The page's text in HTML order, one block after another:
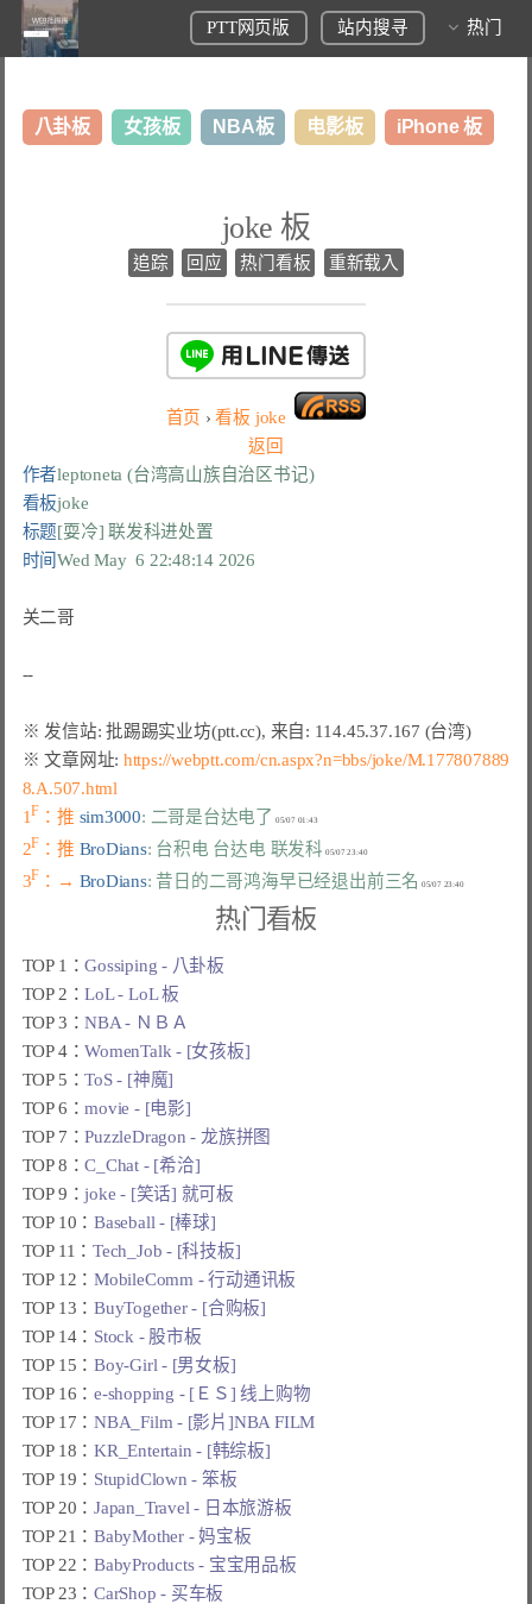
PTT网页版 站内搜寻 热门
八卦板 女孩板 NBA板 电影板 iPhone 板
joke 板
追踪 回应 热门看板 重新载入
首页 › 看板 joke
返回
作者leptoneta (台湾高山族自治区书记)
看板joke
标题[耍冷] 联发科进处置
时间Wed May  6 22:48:14 2026
关二哥
※ 发信站: 批踢踢实业坊(ptt.cc), 来自: 114.45.37.167 (台湾)
※ 文章网址: https://webptt.com/cn.aspx?n=bbs/joke/M.177807889
8.A.507.html
1F ：推 sim3000: 二哥是台达电了 05/07 01:43
2F ：推 BroDians: 台积电 台达电 联发科 05/07 23:40
3F ：→ BroDians: 昔日的二哥鸿海早已经退出前三名 05/07 23:40
热门看板
TOP 1：Gossiping - 八卦板
TOP 2：LoL - LoL 板
TOP 3：NBA - ＮＢＡ
TOP 4：WomenTalk - [女孩板]
TOP 5：ToS - [神魔]
TOP 6：movie - [电影]
TOP 7：PuzzleDragon - 龙族拼图
TOP 8：C_Chat - [希洽]
TOP 9：joke - [笑话] 就可板
TOP 10：Baseball - [棒球]
TOP 11：Tech_Job - [科技板]
TOP 12：MobileComm - 行动通讯板
TOP 13：BuyTogether - [合购板]
TOP 14： Stock - 股市板
TOP 15：Boy-Girl - [男女板]
TOP 16：e-shopping - [ＥＳ] 线上购物
TOP 17：NBA_Film - [影片]NBA FILM
TOP 18：KR_Entertain - [韩综板]
TOP 19： StupidClown - 笨板
TOP 20：Japan_Travel - 日本旅游板
TOP 21：BabyMother - 妈宝板
TOP 22：BabyProducts - 宝宝用品板
TOP 23：CarShop - 买车板